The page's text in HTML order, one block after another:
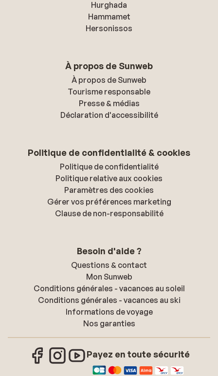
Hurghada
Hammamet
Hersonissos
À propos de Sunweb
À propos de Sunweb
Tourisme responsable
Presse & médias
Déclaration d'accessibilité
Politique de confidentialité & cookies
Politique de confidentialité
Politique relative aux cookies
Paramètres des cookies
Gérer vos préférences marketing
Clause de non-responsabilité
Besoin d'aide ?
Questions & contact
Mon Sunweb
Conditions générales - vacances au soleil
Conditions générales - vacances au ski
Informations de voyage
Nos garanties
Payez en toute sécurité